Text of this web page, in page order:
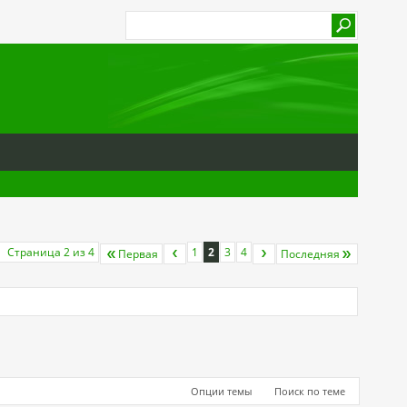
Страница 2 из 4 Первая 1 2 3 4 Последняя
Опции темы Поиск по теме